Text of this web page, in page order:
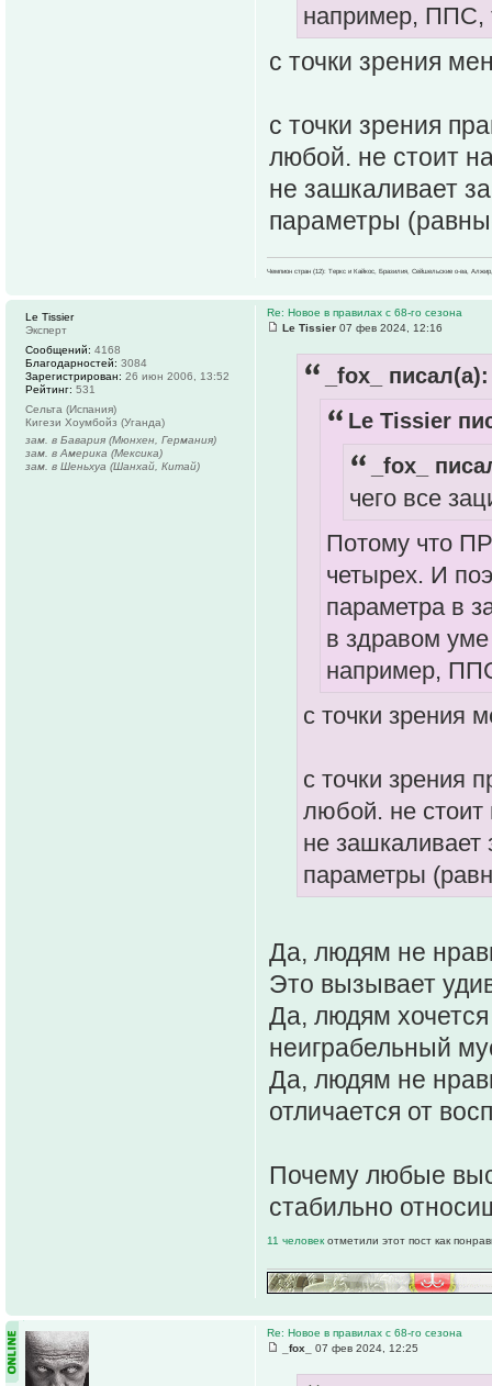
например, ППС,
с точки зрения
с точки зрения
любой. не стоит
не зашкаливает
параметры
Чемпион стран (12): Теркс и Кайкос, Бразилия, Сейшельские о-ва,
Re: Новое в правилах с 68-го сезона
Le Tissier 07 фев 2024, 12:16
_fox_ писал(а):
Le Tissier
_fox_
чего все
Потому что
четырех. И
параметра в
в здравом
например,
с точки зрения
с точки зрения
любой. не стоит
не зашкаливает
параметры
Да, людям не
Это вызывает
Да, людям
неиграбельный
Да, людям не
отличается от
Почему любые
стабильно
11 человек отметили этот пост как
Le Tissier
Эксперт
Сообщений: 4168
Благодарностей: 3084
Зарегистрирован: 26 июн 2006, 13:52
Рейтинг: 531
Сельта (Испания)
Кигези Хоумбойз (Уганда)
зам. в Бавария (Мюнхен, Германия)
зам. в Америка (Мексика)
зам. в Шеньхуа (Шанхай, Китай)
Re: Новое в правилах с 68-го сезона
_fox_
07 фев 2024, 12:25